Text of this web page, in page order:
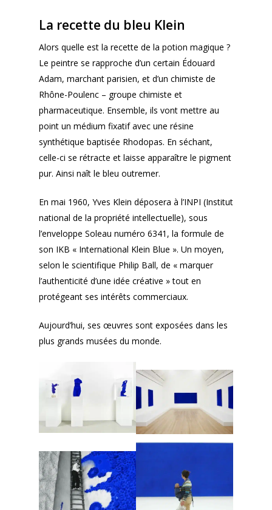
La recette du bleu Klein
Alors quelle est la recette de la potion magique ?
Le peintre se rapproche d’un certain Édouard
Adam, marchant parisien, et d’un chimiste de
Rhône-Poulenc – groupe chimiste et
pharmaceutique. Ensemble, ils vont mettre au
point un médium fixatif avec une résine
synthétique baptisée Rhodopas. En séchant,
celle-ci se rétracte et laisse apparaître le pigment
pur. Ainsi naît le bleu outremer.
En mai 1960, Yves Klein déposera à l’INPI (Institut
national de la propriété intellectuelle), sous
l’enveloppe Soleau numéro 6341, la formule de
son IKB « International Klein Blue ». Un moyen,
selon le scientifique Philip Ball, de « marquer
l’authenticité d’une idée créative » tout en
protégeant ses intérêts commerciaux.
Aujourd’hui, ses œuvres sont exposées dans les
plus grands musées du monde.